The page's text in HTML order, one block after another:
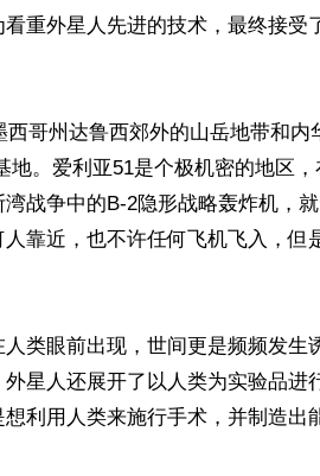
重外星人先进的技术，最终接受
哥州达鲁西郊外的山岳地带和内
地。爱利亚51是个极机密的地区，
战争中的B-2隐形战略轰炸机，
靠近，也不许任何飞机飞入，但
类眼前出现，世间更是频频发生
星人还展开了以人类为实验品进
利用人类来施行手术，并制造出